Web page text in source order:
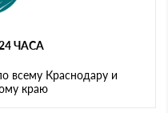
ЧАСА
всему Краснодару и
краю